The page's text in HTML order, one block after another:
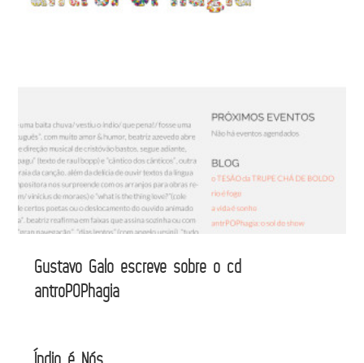
Gustavo Galo escreve sobre o cd
antroPOPhagia